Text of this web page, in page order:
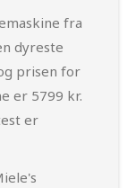
fra
dyreste
prisen for
er 5799 kr.
er